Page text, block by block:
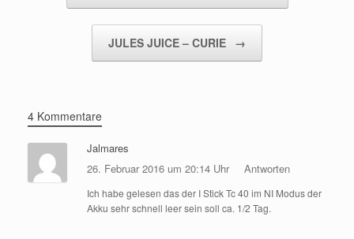
JULES JUICE – CURIE →
4 Kommentare
Jalmares
26. Februar 2016 um 20:14 Uhr
Antworten
Ich habe gelesen das der I Stick Tc 40 im NI Modus der
Akku sehr schnell leer sein soll ca. 1/2 Tag.